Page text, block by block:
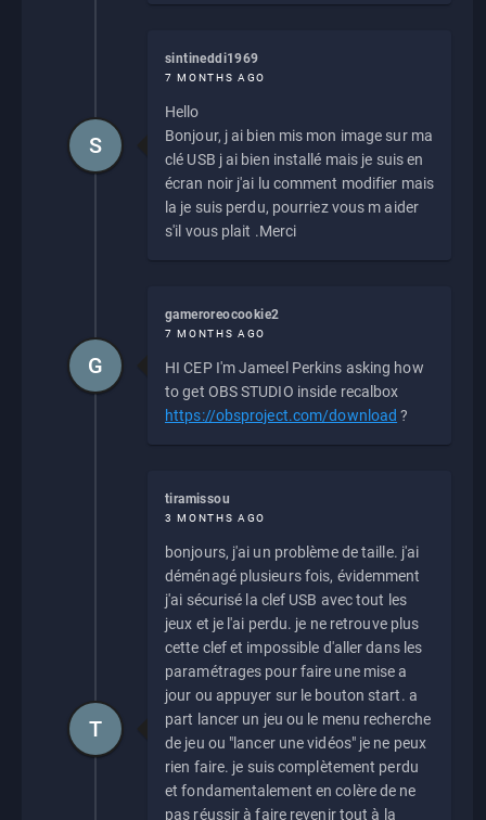
sintineddi1969
7 MONTHS AGO
Hello
Bonjour, j ai bien mis mon image sur ma
clé USB j ai bien installé mais je suis en
écran noir j'ai lu comment modifier mais
la je suis perdu, pourriez vous m aider
s'il vous plait .Merci
S
gameroreocookie2
7 MONTHS AGO
HI CEP I'm Jameel Perkins asking how
to get OBS STUDIO inside recalbox
https://obsproject.com/download ?
G
tiramissou
3 MONTHS AGO
bonjours, j'ai un problème de taille. j'ai
déménagé plusieurs fois, évidemment
j'ai sécurisé la clef USB avec tout les
jeux et je l'ai perdu. je ne retrouve plus
cette clef et impossible d'aller dans les
paramétrages pour faire une mise a
jour ou appuyer sur le bouton start. a
part lancer un jeu ou le menu recherche
de jeu ou "lancer une vidéos" je ne peux
rien faire. je suis complètement perdu
et fondamentalement en colère de ne
pas réussir à faire revenir tout à la
T